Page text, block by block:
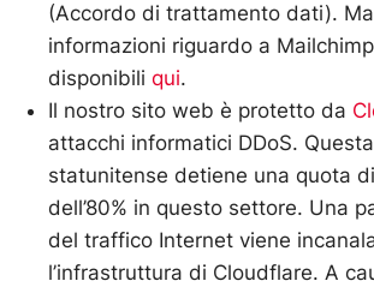
(Accordo di trattamento dati).
informazioni riguardo a
disponibili qui.
Il nostro sito web è protetto da
attacchi informatici DDoS.
statunitense detiene una quota
dell’80% in questo settore. Una
del traffico Internet viene
l’infrastruttura di Cloudflare. A